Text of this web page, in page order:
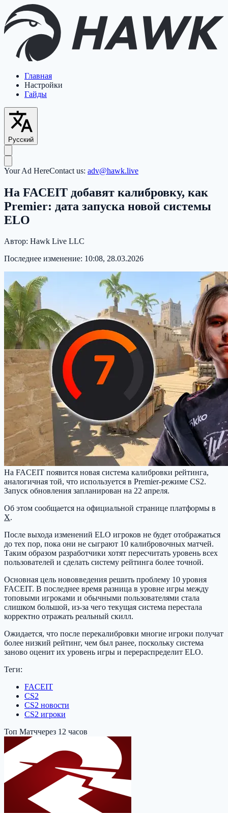
Главная
Настройки
Гайды
Русский
Your Ad HereContact us: adv@hawk.live
На FACEIT добавят калибровку, как
Premier: дата запуска новой системы
ELO
Автор: Hawk Live LLC
Последнее изменение: 10:08, 28.03.2026
На FACEIT появится новая система калибровки рейтинга,
аналогичная той, что используется в Premier-режиме CS2.
Запуск обновления запланирован на 22 апреля.
Об этом сообщается на официальной странице платформы в
X.
После выхода изменений ELO игроков не будет отображаться
до тех пор, пока они не сыграют 10 калибровочных матчей.
Таким образом разработчики хотят пересчитать уровень всех
пользователей и сделать систему рейтинга более точной.
Основная цель нововведения решить проблему 10 уровня
FACEIT. В последнее время разница в уровне игры между
топовыми игроками и обычными пользователями стала
слишком большой, из-за чего текущая система перестала
корректно отражать реальный скилл.
Ожидается, что после перекалибровки многие игроки получат
более низкий рейтинг, чем был ранее, поскольку система
заново оценит их уровень игры и перераспределит ELO.
Теги:
FACEIT
CS2
CS2 новости
CS2 игроки
Топ Матччерез 12 часов